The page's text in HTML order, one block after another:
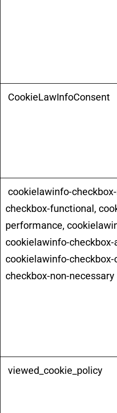
CookieLawInfoConsent
cookielawinfo-
checkbox-functional,
performance,
cookielawinfo-
cookielawinfo-
checkbox-non-necessary
viewed_cookie_policy